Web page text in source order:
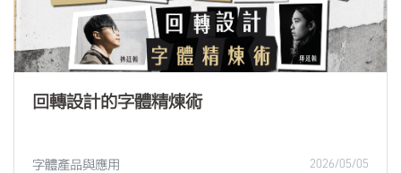
回轉設計的字體精煉術
字體產品與應用 2026/05/05